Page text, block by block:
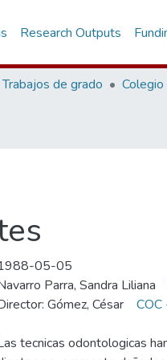
Research Outputs
Trabajos de grado
05-05
Parra, Sandra Liliana
Gómez, César
tecnicas odontologicas